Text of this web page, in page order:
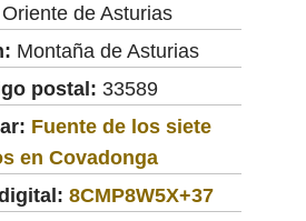
Oriente de Asturias
Montaña de Asturias
postal: 33589
Fuente de los siete
en Covadonga
8CMP8W5X+37